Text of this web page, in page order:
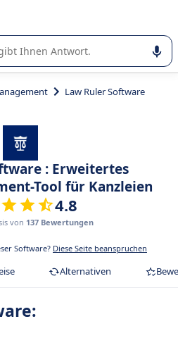
mit
der Nutzung oder Auswahl
Law Ruler Software
: Erweitertes
Tool für Kanzleien
4.8
von 137 Bewertungen
Software? Diese Seite beanspruchen
Alternativen